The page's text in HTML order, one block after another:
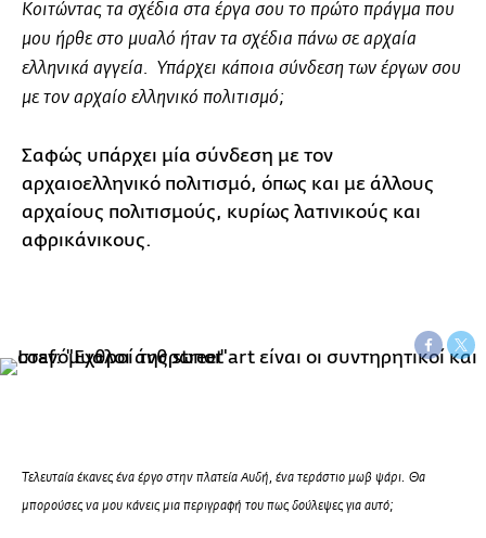
Κοιτώντας τα σχέδια στα έργα σου το πρώτο πράγμα που
μου ήρθε στο μυαλό ήταν τα σχέδια πάνω σε αρχαία
ελληνικά αγγεία. Υπάρχει κάποια σύνδεση των έργων σου
με τον αρχαίο ελληνικό πολιτισμό;
Σαφώς υπάρχει μία σύνδεση με τον
αρχαιοελληνικό πολιτισμό, όπως και με άλλους
αρχαίους πολιτισμούς, κυρίως λατινικούς και
αφρικάνικους.
Τελευταία έκανες ένα έργο στην πλατεία Αυδή, ένα τεράστιο μωβ ψάρι. Θα
μπορούσες να μου κάνεις μια περιγραφή του πως δούλεψες για αυτό;